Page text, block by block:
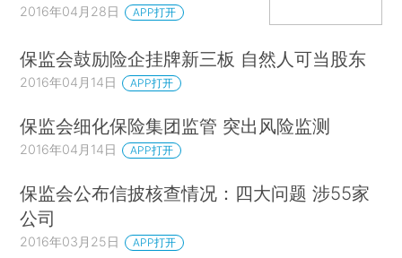
2016年04月28日 APP打开
保监会鼓励险企挂牌新三板 自然人可当股东
2016年04月14日 APP打开
保监会细化保险集团监管 突出风险监测
2016年04月14日 APP打开
保监会公布信披核查情况：四大问题 涉55家
公司
2016年03月25日 APP打开